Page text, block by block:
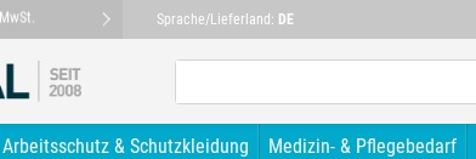
Sprache/Lieferland: DE
Mehr als 10 Jahre Branchenerfahrung
Arbeitsschutz & Schutzkleidung Medizin- & Pflegebedarf